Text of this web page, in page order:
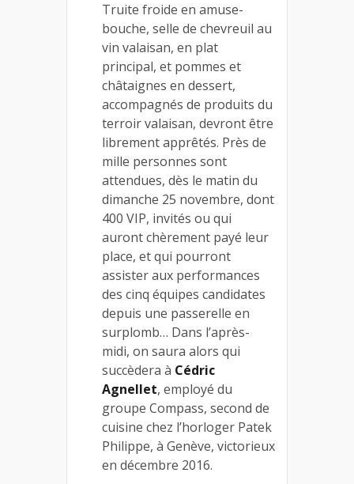
Truite froide en amuse-
bouche, selle de chevreuil au
vin valaisan, en plat
principal, et pommes et
châtaignes en dessert,
accompagnés de produits du
terroir valaisan, devront être
librement apprêtés. Près de
mille personnes sont
attendues, dès le matin du
dimanche 25 novembre, dont
400 VIP, invités ou qui
auront chèrement payé leur
place, et qui pourront
assister aux performances
des cinq équipes candidates
depuis une passerelle en
surplomb… Dans l’après-
midi, on saura alors qui
succèdera à Cédric
Agnellet, employé du
groupe Compass, second de
cuisine chez l’horloger Patek
Philippe, à Genève, victorieux
en décembre 2016.